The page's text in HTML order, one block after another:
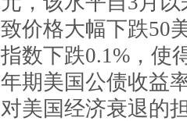
致价格大幅下跌50
指数下跌0.1%，使
年期美国公债收益
对美国经济衰退的